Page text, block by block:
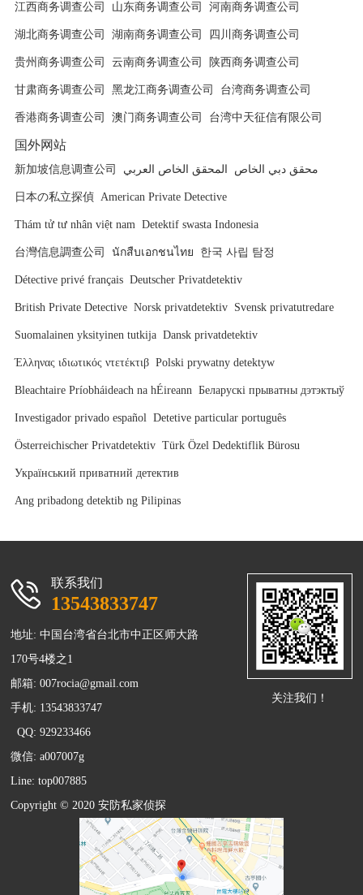
江西商务调查公司 山东商务调查公司 河南商务调查公司
湖北商务调查公司 湖南商务调查公司 四川商务调查公司
贵州商务调查公司 云南商务调查公司 陕西商务调查公司
甘肃商务调查公司 黑龙江商务调查公司 台湾商务调查公司
香港商务调查公司 澳门商务调查公司 台湾中天征信有限公司
国外网站
新加坡信息调查公司 المحقق الخاص العربي محقق دبي الخاص
日本の私立探偵 American Private Detective
Thám tử tư nhân việt nam Detektif swasta Indonesia
台灣信息調查公司 นักสืบเอกชนไทย 한국 사립 탐정
Détective privé français Deutscher Privatdetektiv
British Private Detective Norsk privatdetektiv Svensk privatutredare
Suomalainen yksityinen tutkija Dansk privatdetektiv
Έλληνας ιδιωτικός ντετέκτιβ Polski prywatny detektyw
Bleachtaire Príobháideach na hÉireann Беларускі прыватны дэтэктыў
Investigador privado español Detetive particular português
Österreichischer Privatdetektiv Türk Özel Dedektiflik Bürosu
Український приватний детектив
Ang pribadong detektib ng Pilipinas
联系我们
13543833747
地址: 中国台湾省台北市中正区师大路
170号4楼之1
邮箱:007rocia@gmail.com
手机: 13543833747
QQ: 929233466
微信: a007007g
Line: top007885
Copyright © 2020 安防私家侦探
关注我们！